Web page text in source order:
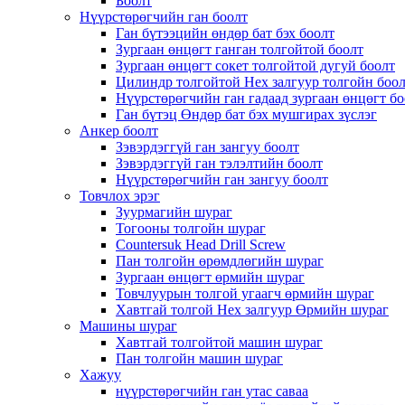
Нүүрстөрөгчийн ган боолт
Ган бүтээцийн өндөр бат бэх боолт
Зургаан өнцөгт ганган толгойтой боолт
Зургаан өнцөгт сокет толгойтой дугуй боолт
Цилиндр толгойтой Hex залгуур толгойн
Нүүрстөрөгчийн ган гадаад зургаан өнцөгт
Ган бүтэц Өндөр бат бэх мушгирах зүслэг
Анкер боолт
Зэвэрдэггүй ган зангуу боолт
Зэвэрдэггүй ган тэлэлтийн боолт
Нүүрстөрөгчийн ган зангуу боолт
Товчлох эрэг
Зуурмагийн шураг
Тогооны толгойн шураг
Countersuk Head Drill Screw
Пан толгойн өрөмдлөгийн шураг
Зургаан өнцөгт өрмийн шураг
Товчлуурын толгой угаагч өрмийн шураг
Хавтгай толгой Hex залгуур Өрмийн шураг
Машины шураг
Хавтгай толгойтой машин шураг
Пан толгойн машин шураг
Хажуу
нүүрстөрөгчийн ган утас саваа